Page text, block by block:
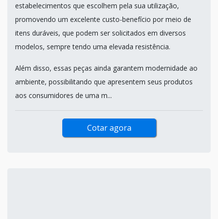
estabelecimentos que escolhem pela sua utilização,
promovendo um excelente custo-benefício por meio de
itens duráveis, que podem ser solicitados em diversos
modelos, sempre tendo uma elevada resistência.
Além disso, essas peças ainda garantem modernidade ao
ambiente, possibilitando que apresentem seus produtos
aos consumidores de uma m...
Cotar agora